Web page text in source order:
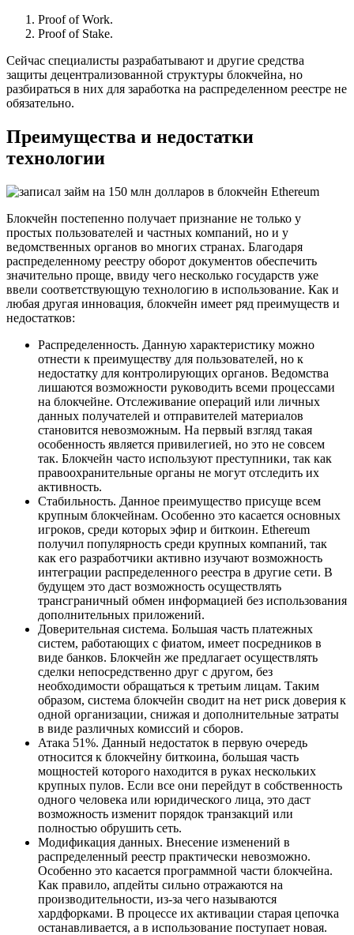
Proof of Work.
Proof of Stake.
Сейчас специалисты разрабатывают и другие средства
защиты децентрализованной структуры блокчейна, но
разбираться в них для заработка на распределенном реестре не
обязательно.
Преимущества и недостатки
технологии
Блокчейн постепенно получает признание не только у
простых пользователей и частных компаний, но и у
ведомственных органов во многих странах. Благодаря
распределенному реестру оборот документов обеспечить
значительно проще, ввиду чего несколько государств уже
ввели соответствующую технологию в использование. Как и
любая другая инновация, блокчейн имеет ряд преимуществ и
недостатков:
Распределенность. Данную характеристику можно
отнести к преимуществу для пользователей, но к
недостатку для контролирующих органов. Ведомства
лишаются возможности руководить всеми процессами
на блокчейне. Отслеживание операций или личных
данных получателей и отправителей материалов
становится невозможным. На первый взгляд такая
особенность является привилегией, но это не совсем
так. Блокчейн часто используют преступники, так как
правоохранительные органы не могут отследить их
активность.
Стабильность. Данное преимущество присуще всем
крупным блокчейнам. Особенно это касается основных
игроков, среди которых эфир и биткоин. Ethereum
получил популярность среди крупных компаний, так
как его разработчики активно изучают возможность
интеграции распределенного реестра в другие сети. В
будущем это даст возможность осуществлять
трансграничный обмен информацией без использования
дополнительных приложений.
Доверительная система. Большая часть платежных
систем, работающих с фиатом, имеет посредников в
виде банков. Блокчейн же предлагает осуществлять
сделки непосредственно друг с другом, без
необходимости обращаться к третьим лицам. Таким
образом, система блокчейн сводит на нет риск доверия к
одной организации, снижая и дополнительные затраты
в виде различных комиссий и сборов.
Атака 51%. Данный недостаток в первую очередь
относится к блокчейну биткоина, большая часть
мощностей которого находится в руках нескольких
крупных пулов. Если все они перейдут в собственность
одного человека или юридического лица, это даст
возможность изменит порядок транзакций или
полностью обрушить сеть.
Модификация данных. Внесение изменений в
распределенный реестр практически невозможно.
Особенно это касается программной части блокчейна.
Как правило, апдейты сильно отражаются на
производительности, из-за чего называются
хардфорками. В процессе их активации старая цепочка
останавливается, а в использование поступает новая.